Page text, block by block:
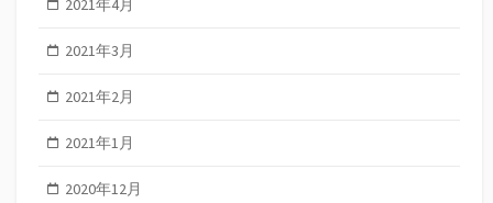
2021年4月
2021年3月
2021年2月
2021年1月
2020年12月